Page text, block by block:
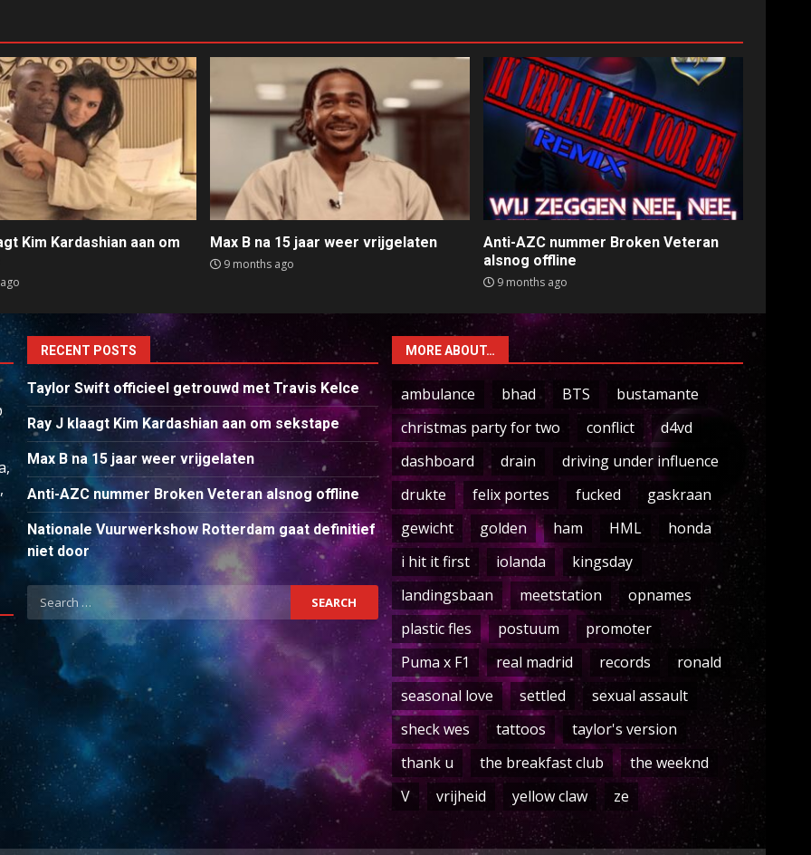
Kim Kardashian aan om
Max B na 15 jaar weer vrijgelaten
9 months ago
Anti-AZC nummer Broken Veteran
alsnog offline
9 months ago
RECENT POSTS
Taylor Swift officieel getrouwd met Travis Kelce
Ray J klaagt Kim Kardashian aan om sekstape
Max B na 15 jaar weer vrijgelaten
Anti-AZC nummer Broken Veteran alsnog offline
Nationale Vuurwerkshow Rotterdam gaat definitief
niet door
Search
for:
MORE ABOUT…
ambulance bhad BTS
bustamante
christmas party for two
conflict
d4vd
dashboard
drain
driving under influence
drukte
felix portes fucked
gaskraan
gewicht
golden ham HML
honda
i hit it first
iolanda
kingsday
landingsbaan
meetstation
opnames
plastic fles
postuum
promoter
Puma x F1
real madrid records
ronald
seasonal love
settled
sexual assault
sheck wes
tattoos
taylor's version
thank u
the breakfast club
the weeknd
V
vrijheid yellow claw ze